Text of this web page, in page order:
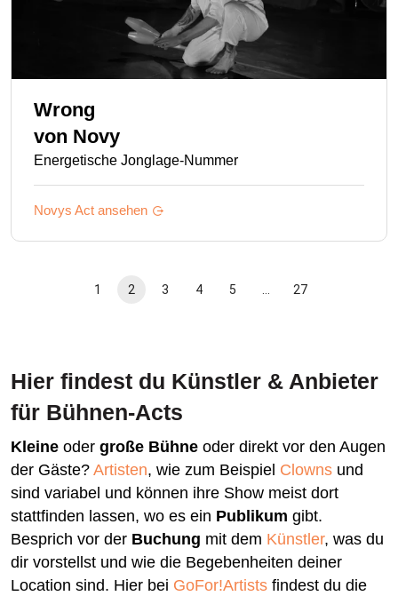
Wrong
von Novy
Energetische Jonglage-Nummer
Novys Act ansehen
1 2 3 4 5 … 27
Hier findest du Künstler & Anbieter
für Bühnen-Acts
Kleine oder große Bühne oder direkt vor den Augen
der Gäste? Artisten, wie zum Beispiel Clowns und
sind variabel und können ihre Show meist dort
stattfinden lassen, wo es ein Publikum gibt.
Besprich vor der Buchung mit dem Künstler, was du
dir vorstellst und wie die Begebenheiten deiner
Location sind. Hier bei GoFor!Artists findest du die